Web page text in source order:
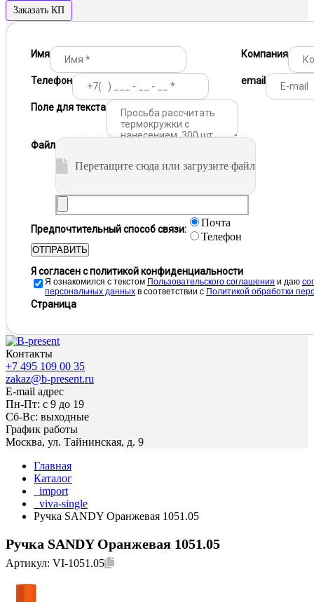
Заказать КП
Имя Компания
Телефон email
Поле для текста
Файл
Перетащите сюда или загрузите файл
Предпочтительный способ связи:
Почта
Телефон
ОТПРАВИТЬ
Я согласен с политикой конфиденциальности
Я ознакомился с текстом Пользовательского соглашения и даю
персональных данных в соответствии с Политикой обработки
Страница
Контакты
+7 495 109 00 35
zakaz@b-present.ru
E-mail адрес
Пн-Пт: с 9 до 19
Сб-Вс: выходные
График работы
Москва, ул. Тайнинская, д. 9
Главная
Каталог
_import
_viva-single
Ручка SANDY Оранжевая 1051.05
Ручка SANDY Оранжевая 1051.05
Артикул: VI-1051.05